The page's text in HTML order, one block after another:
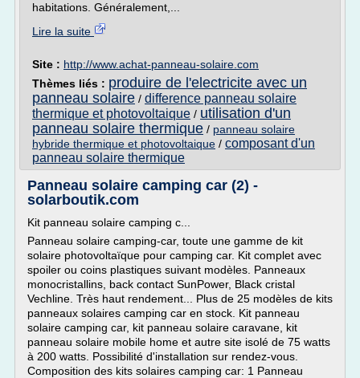
habitations. Généralement,...
Lire la suite
Site : http://www.achat-panneau-solaire.com
Thèmes liés : produire de l'electricite avec un
panneau solaire / difference panneau solaire
thermique et photovoltaique / utilisation d'un
panneau solaire thermique / panneau solaire
hybride thermique et photovoltaique / composant d'un
panneau solaire thermique
Panneau solaire camping car (2) -
solarboutik.com
Kit panneau solaire camping c...
Panneau solaire camping-car, toute une gamme de kit
solaire photovoltaïque pour camping car. Kit complet avec
spoiler ou coins plastiques suivant modèles. Panneaux
monocristallins, back contact SunPower, Black cristal
Vechline. Très haut rendement... Plus de 25 modèles de kits
panneaux solaires camping car en stock. Kit panneau
solaire camping car, kit panneau solaire caravane, kit
panneau solaire mobile home et autre site isolé de 75 watts
à 200 watts. Possibilité d'installation sur rendez-vous.
Composition des kits solaires camping car: 1 Panneau